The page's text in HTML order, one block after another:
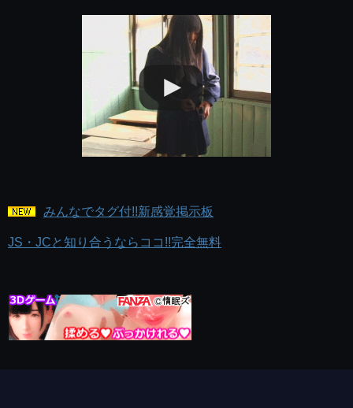
みんなでタグ付!!新感覚掲示板
JS・JCと知り合うならココ!!完全無料